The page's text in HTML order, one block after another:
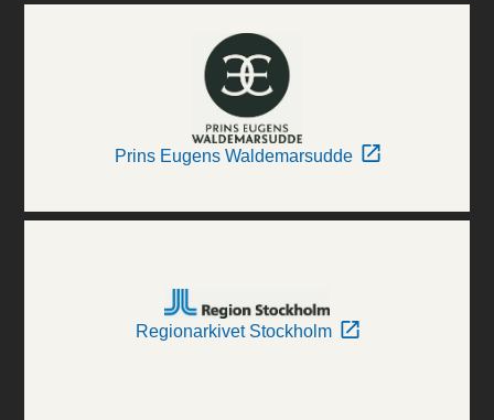
Prins Eugens Waldemarsudde
Regionarkivet Stockholm